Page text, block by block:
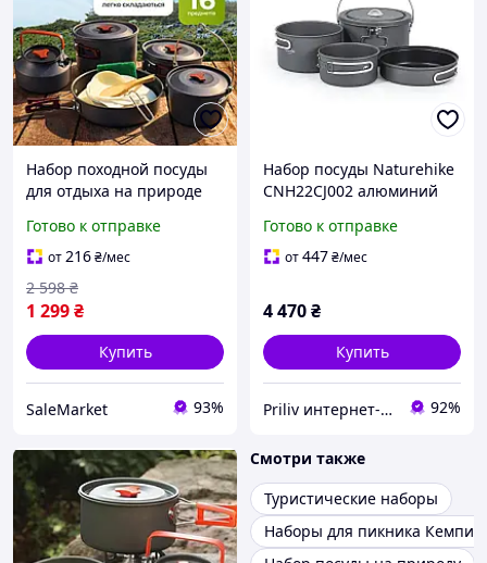
Набор походной посуды
для отдыха на природе
природу для готовки с
термостойким покрытием
Готово к отправке
от216₴/мес
1 299₴
2 598 ₴
Купить
SaleMarket 93%
Набор посуды Naturehike
CNH22CJ002 алюминий
кастрюли казанок
сковорода 864 г
Готово к отправке
от447₴/мес
4 470₴
Купить
Priliv интернет-магазин 92%
Смотри также
Туристические наборы
Наборы для пикника